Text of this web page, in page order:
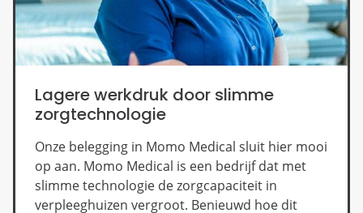
Lagere werkdruk door slimme
zorgtechnologie
Onze belegging in Momo Medical sluit hier mooi
op aan. Momo Medical is een bedrijf dat met
slimme technologie de zorgcapaciteit in
verpleeghuizen vergroot. Benieuwd hoe dit